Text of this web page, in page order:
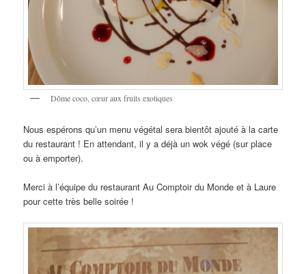
Dôme coco, cœur aux fruits exotiques
Nous espérons qu’un menu végétal sera bientôt ajouté à la carte
du restaurant ! En attendant, il y a déjà un wok végé (sur place
ou à emporter).
Merci à l’équipe du restaurant Au Comptoir du Monde et à Laure
pour cette très belle soirée !